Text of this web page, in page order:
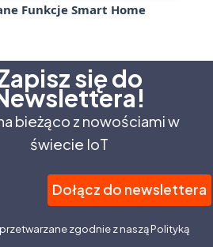
Funkcje Smart Home
się do
bieżąco z nowościami w
świecie IoT
Dołącz do newslettera
zgodnie z naszą Polityką